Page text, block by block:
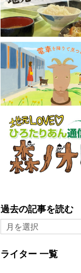
過去の記事を読む
月を選択
ライター 一覧